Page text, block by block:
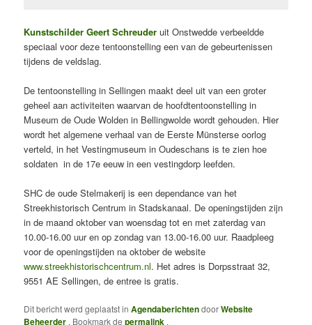
Kunstschilder Geert Schreuder uit Onstwedde verbeeldde
speciaal voor deze tentoonstelling een van de gebeurtenissen
tijdens de veldslag.
De tentoonstelling in Sellingen maakt deel uit van een groter
geheel aan activiteiten waarvan de hoofdtentoonstelling in
Museum de Oude Wolden in Bellingwolde wordt gehouden. Hier
wordt het algemene verhaal van de Eerste Münsterse oorlog
verteld, in het Vestingmuseum in Oudeschans is te zien hoe
soldaten in de 17e eeuw in een vestingdorp leefden.
SHC de oude Stelmakerij is een dependance van het
Streekhistorisch Centrum in Stadskanaal. De openingstijden zijn
in de maand oktober van woensdag tot en met zaterdag van
10.00-16.00 uur en op zondag van 13.00-16.00 uur. Raadpleeg
voor de openingstijden na oktober de website
www.streekhistorischcentrum.nl. Het adres is Dorpsstraat 32,
9551 AE Sellingen, de entree is gratis.
Dit bericht werd geplaatst inAgendaberichtendoorWebsite
Beheerder . Bookmark depermalink .